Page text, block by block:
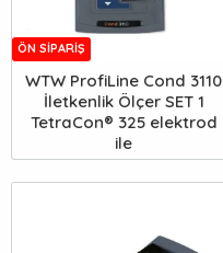
ÖN SIPARIŞ
WTW ProfiLine Cond 3110
İletkenlik Ölçer SET 1
TetraCon® 325 elektrod
ile